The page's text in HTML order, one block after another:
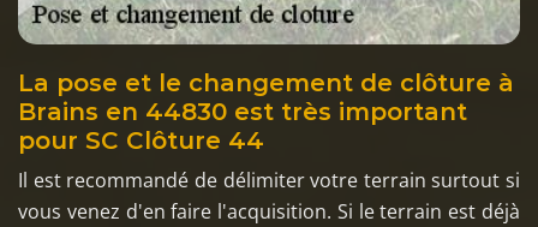
La pose et le changement de clôture à
Brains en 44830 est très important
pour SC Clôture 44
Il est recommandé de délimiter votre terrain surtout si
vous venez d'en faire l'acquisition. Si le terrain est déjà